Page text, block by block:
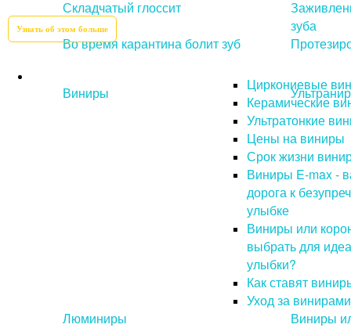
Складчатый глоссит
зуба
Во время карантина болит зуб
Виниры
Циркониевые
Керамические
Ультратонкие
Цены на виниры
Срок жизни
Виниры E-max -
дорога к
улыбке
Виниры или
выбрать для
улыбки?
Как ставят
Уход за винирами
Люминиры Виниры
Узнать об этом больше